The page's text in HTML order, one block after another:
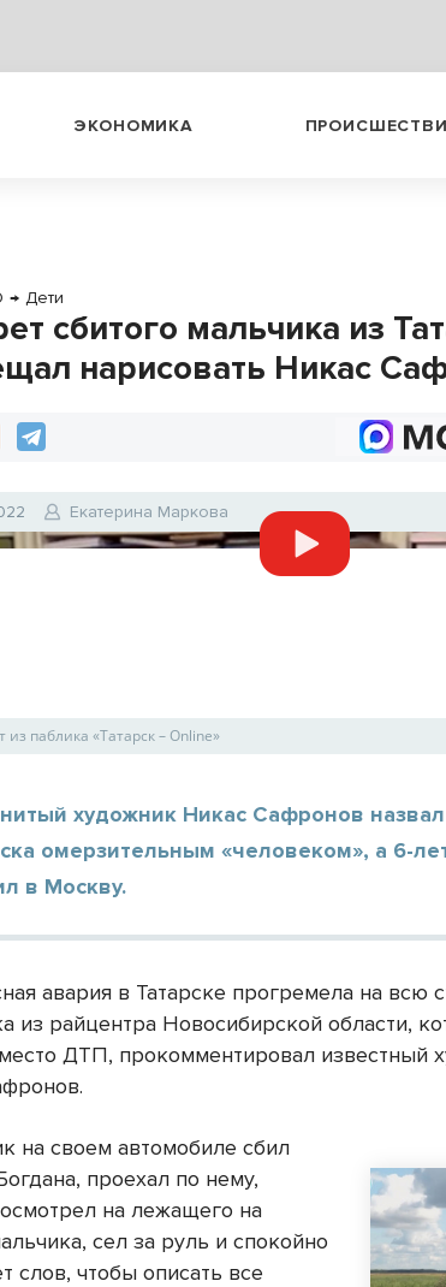
ЭКОНОМИКА
→ Дети
сбитого мальчика из
нарисовать Никас
Екатерина Маркова
из паблика «Татарск – Online»
художник Никас Сафронов
омерзительным «человеком», а 6-
в Москву.
авария в Татарске прогремела на всю
из райцентра Новосибирской области,
ДТП, прокомментировал известный
на своем автомобиле сбил
проехал по нему,
на лежащего на
сел за руль и спокойно
слов, чтобы описать все